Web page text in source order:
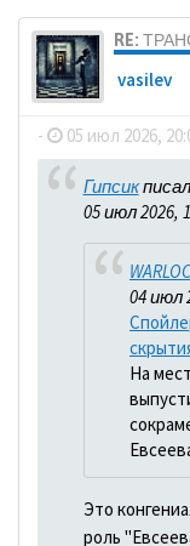
RE:
vasilev
- 05 июл 2026,
Гипсик
05 июл 2026,
04 июл
На
Это
роль